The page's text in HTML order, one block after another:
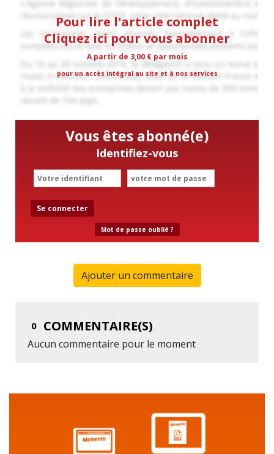
Pour lire l'article complet
Cliquez ici pour vous abonner
A partir de 3,00 € par mois
pour un accès intégral au site et à nos services
Vous êtes abonné(e)
Identifiez-vous
Se connecter
Mot de passe oublié ?
Ajouter un commentaire
0 COMMENTAIRE(S)
Aucun commentaire pour le moment